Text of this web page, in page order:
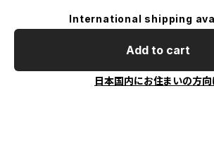
International shipping
Add to cart
日本国内にお住まいの方向